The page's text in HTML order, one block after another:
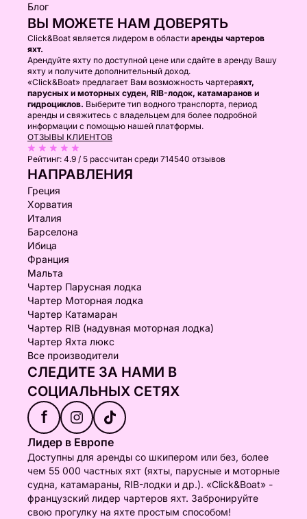
Блог
ВЫ МОЖЕТЕ НАМ ДОВЕРЯТЬ
Click&Boat является лидером в области аренды чартеров
яхт.
Арендуйте яхту по доступной цене или сдайте в аренду Вашу
яхту и получите дополнительный доход.
«Click&Boat» предлагает Вам возможность чартераяхт,
парусных и моторных суден, RIB-лодок, катамаранов и
гидроциклов. Выберите тип водного транспорта, период
аренды и свяжитесь с владельцем для более подробной
информации с помощью нашей платформы.
ОТЗЫВЫ КЛИЕНТОВ
Рейтинг: 4.9 / 5 рассчитан среди 714540 отзывов
НАПРАВЛЕНИЯ
Греция
Хорватия
Италия
Барселона
Ибица
Франция
Мальта
Чартер Парусная лодка
Чартер Моторная лодка
Чартер Катамаран
Чартер RIB (надувная моторная лодка)
Чартер Яхта люкс
Все производители
СЛЕДИТЕ ЗА НАМИ В
СОЦИАЛЬНЫХ СЕТЯХ
f
Лидер в Европе
Доступны для аренды со шкипером или без, более
чем 55 000 частных яхт (яхты, парусные и моторные
судна, катамараны, RIB-лодки и др.). «Click&Boat» -
французский лидер чартеров яхт. Забронируйте
свою прогулку на яхте простым способом!